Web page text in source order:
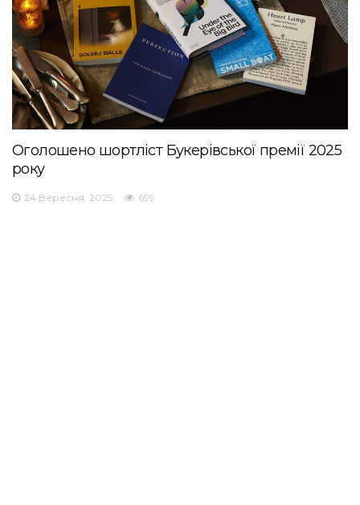
Оголошено шортліст Букерівської премії 2025
року
24 Вересня, 2025 699